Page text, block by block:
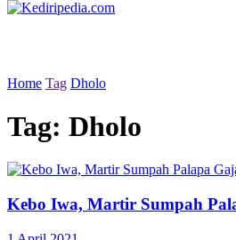
Home Tag Dholo
Tag: Dholo
Kebo Iwa, Martir Sumpah